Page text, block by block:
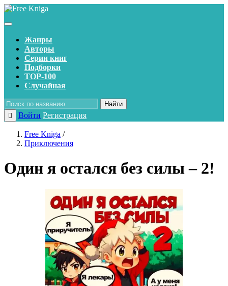
Жанры
Авторы
Серии книг
Подборки
TOP-100
Случайная
Найти
Войти Регистрация
Free Kniga /
Приключения
Один я остался без силы – 2!